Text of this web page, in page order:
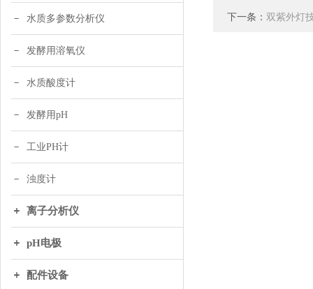
水质多参数分析仪
发酵用溶氧仪
水质酸度计
发酵用pH
工业PH计
浊度计
离子分析仪
pH电极
配件设备
下一条： 双紫外灯